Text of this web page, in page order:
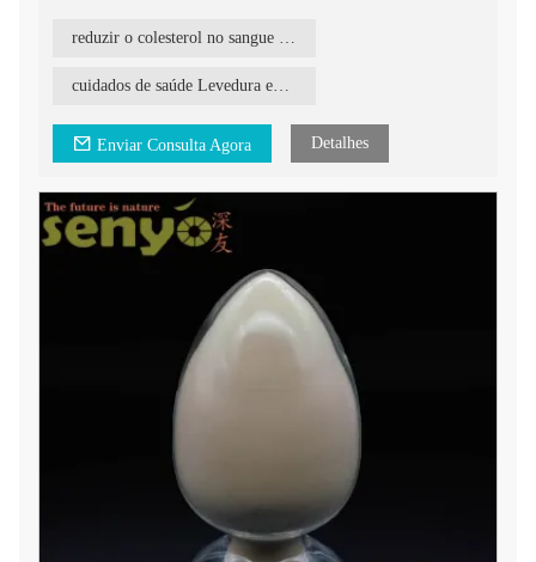
determinada quantidade de aminoácidos. Levedura enriquecida
com cromo pode melhorar a absorção e utilização de cromo no
biológicos da insulina e atua melhor na regulação do açúcar no
Enviar Consulta Agora Detalhes